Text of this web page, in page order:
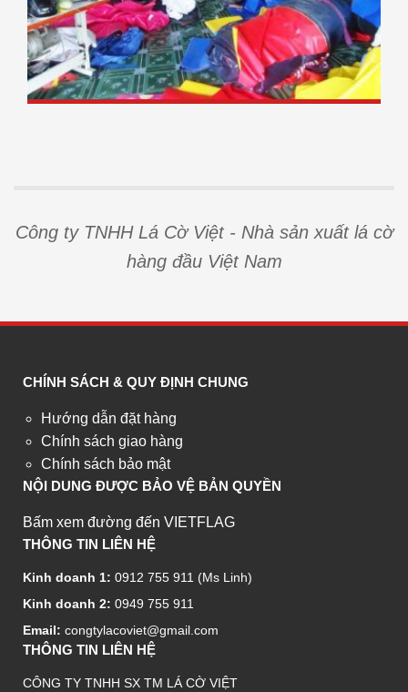
Công ty TNHH Lá Cờ Việt - Nhà sản xuất lá cờ
hàng đầu Việt Nam
CHÍNH SÁCH & QUY ĐỊNH CHUNG
Hướng dẫn đặt hàng
Chính sách giao hàng
Chính sách bảo mật
NỘI DUNG ĐƯỢC BẢO VỆ BẢN QUYỀN
Bấm xem đường đến VIETFLAG
THÔNG TIN LIÊN HỆ
Kinh doanh 1: 0912 755 911 (Ms Linh)
Kinh doanh 2: 0949 755 911
Email: congtylacoviet@gmail.com
THÔNG TIN LIÊN HỆ
CÔNG TY TNHH SX TM LÁ CỜ VIỆT